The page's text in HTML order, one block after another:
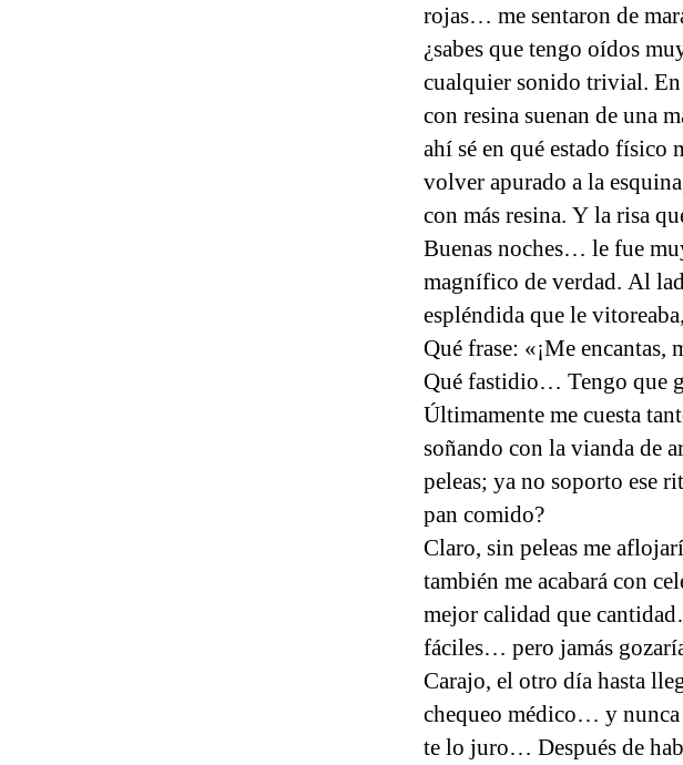
rojas… me sentaron de
¿sabes que tengo oídos
cualquier sonido trivial. En
con resina suenan de una
ahí sé en qué estado físico
volver apurado a la
con más resina. Y la risa
Buenas noches… le fue
magnífico de verdad. Al
espléndida que le
Qué frase: «¡Me encantas,
Qué fastidio… Tengo que
Últimamente me cuesta
soñando con la vianda de
peleas; ya no soporto ese
pan comido?
Claro, sin peleas me
también me acabará con
mejor calidad que
fáciles… pero jamás
Carajo, el otro día hasta
chequeo médico… y
te lo juro… Después de